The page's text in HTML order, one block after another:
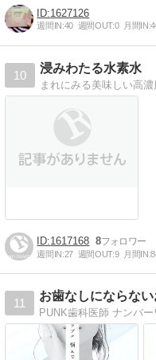
1627126
週間IN:40 週間OUT:0 月間IN:
10
浸みわたる水素水
1617168 8
週間IN:27 週間OUT:9 月間IN:
11
お歯なしにならな